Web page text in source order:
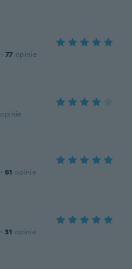
· 77 opinie
opinie
· 61 opinie
· 31 opinie